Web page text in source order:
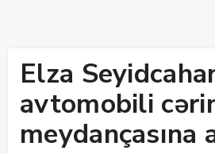
Elza
avtomobili
meydançasına